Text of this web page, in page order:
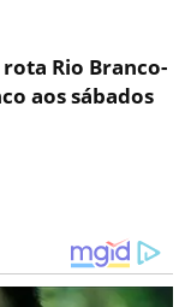
Rio Branco-
aos sábados